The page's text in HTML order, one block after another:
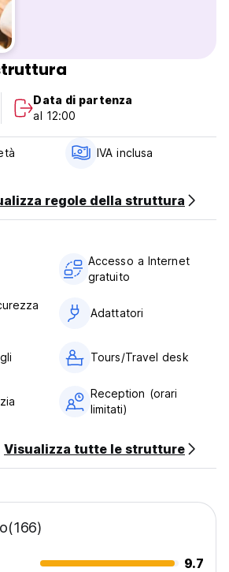
translated from original language)
Data di partenza
al 12:00
IVA inclusa
regole della struttura
Accesso a Internet
gratuito
Adattatori
Tours/Travel desk
Reception (orari
limitati)
Visualizza tutte le strutture
(166)
9.7